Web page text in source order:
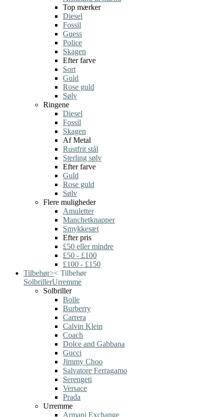
Top mærker
Diesel
Fossil
Guess
Police
Skagen
Efter farve
Sort
Guld
Rose guld
Sølv
Ringene
Diesel
Fossil
Skagen
Af Metal
Rustfrit stål
Sterling sølv
Efter farve
Guld
Rose guld
Sølv
Flere muligheder
Amuletter
Manchetknapper
Smykkesæt
Efter pris
£50 eller mindre
£50 - £100
£100 - £150
Tilbehør>< Tilbehør
SolbrillerUrremme
Solbriller
Bolle
Burberry
Carrera
Calvin Klein
Coach
Dolce and Gabbana
Gucci
Jimmy Choo
Salvatore Ferragamo
Serengeti
Versace
Prada
Urremme
Armani Exchange